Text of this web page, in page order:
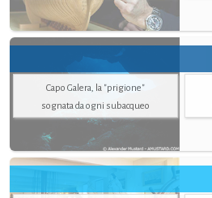
Capo Galera, la "prigione"
sognata da ogni subacqueo